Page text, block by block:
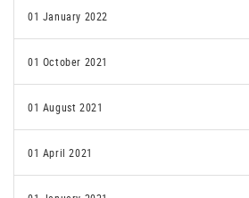
01 January 2022
01 October 2021
01 August 2021
01 April 2021